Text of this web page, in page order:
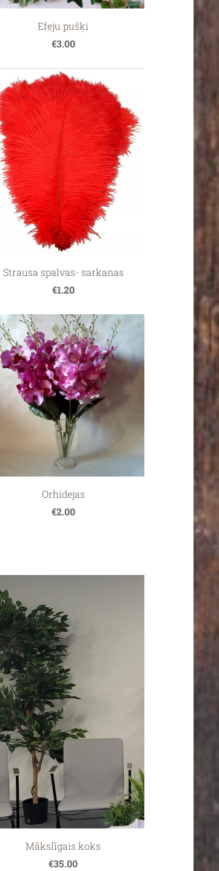
Efeju pušķi
€3.00
Strausa spalvas- sarkanas
€1.20
Orhidejas
€2.00
Mākslīgais koks
€35.00